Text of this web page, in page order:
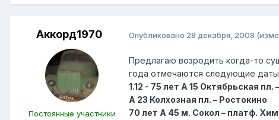
Аккорд1970
Постоянные участники
Опубликовано 28 декабря, 2008
Предлагаю возродить когда-то
года отмечаются следующие
1.12 - 75 лет А 15 Октябрьская
А 23 Колхозная пл. – Ростокино
70 лет А 45 м. Сокол – платф.